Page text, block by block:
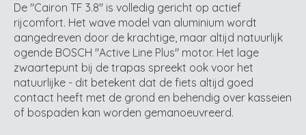
De "Cairon TF 3.8" is volledig gericht op actief
rijcomfort. Het wave model van aluminium wordt
aangedreven door de krachtige, maar altijd natuurlijk
ogende BOSCH "Active Line Plus" motor. Het lage
zwaartepunt bij de trapas spreekt ook voor het
natuurlijke - dit betekent dat de fiets altijd goed
contact heeft met de grond en behendig over kasseien
of bospaden kan worden gemanoeuvreerd.